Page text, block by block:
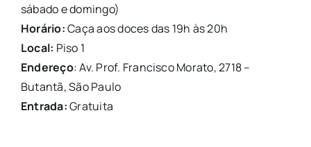
sábado e domingo)
Horário:Caça aos doces das 19h às 20h
Local: Piso 1
Endereço: Av. Prof. Francisco Morato, 2718 –
Butantã, São Paulo
Entrada:Gratuita